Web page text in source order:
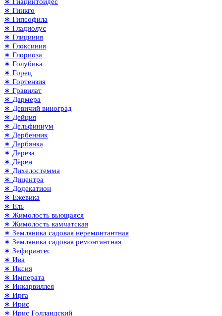
∗ Гинкго
∗ Гипсофила
∗ Гладиолус
∗ Глициния
∗ Глоксиния
∗ Глориоза
∗ Голубика
∗ Горец
∗ Гортензия
∗ Гравилат
∗ Дармера
∗ Девичий виноград
∗ Дейция
∗ Дельфиниум
∗ Дербенник
∗ Дербянка
∗ Дереза
∗ Дёрен
∗ Дихелостемма
∗ Дицентра
∗ Додекатион
∗ Ежевика
∗ Ель
∗ Жимолость вьющаяся
∗ Жимолость камчатская
∗ Земляника садовая неремонтантная
∗ Земляника садовая ремонтантная
∗ Зефирантес
∗ Ива
∗ Иксия
∗ Императа
∗ Инкарвиллея
∗ Ирга
∗ Ирис
∗ Ирис Голландский